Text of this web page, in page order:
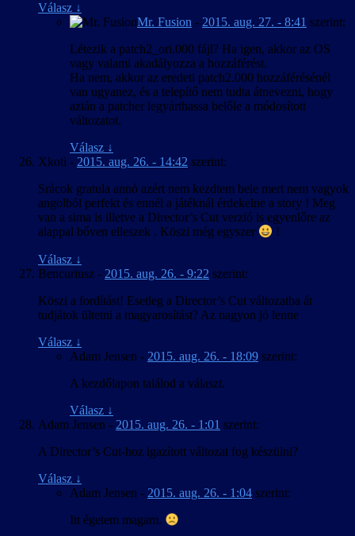
Válasz ↓
Mr. Fusion - 2015. aug. 27. - 8:41 szerint:
Létezik a patch2_ori.000 fájl? Ha igen, akkor az OS
vagy valami akadályozza a hozzáférést.
Ha nem, akkor az eredeti patch2.000 hozzáférésénél
van ugyanez, és a telepítő nem tudta átnevezni, hogy
aztán a patcher legyárthassa belőle a módosított
változatot.
Válasz ↓
Xkoti - 2015. aug. 26. - 14:42 szerint:
Srácok gratula annó azért nem kezdtem bele mert nem vagyok
angolból perfekt és ennél a játéknál érdekelne a story ! Meg
van a sima is illetve a Director’s Cut verzió is egyenlőre az
alappal bőven elleszek . Köszi még egyszer
!
Válasz ↓
Bencuriusz - 2015. aug. 26. - 9:22 szerint:
Köszi a fordítást! Esetleg a Director’s Cut változatba át
tudjátok ültetni a magyarosítást? Az nagyon jó lenne
Válasz ↓
Adam Jensen - 2015. aug. 26. - 18:09 szerint:
A kezdőlapon találod a választ.
Válasz ↓
Adam Jensen - 2015. aug. 26. - 1:01 szerint:
A Director’s Cut-hoz igazított változat fog készülni?
Válasz ↓
Adam Jensen - 2015. aug. 26. - 1:04 szerint:
Itt égetem magam.